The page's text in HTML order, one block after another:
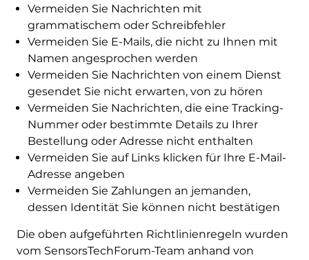
Vermeiden Sie Nachrichten mit
grammatischem oder Schreibfehler
Vermeiden Sie E-Mails, die nicht zu Ihnen mit
Namen angesprochen werden
Vermeiden Sie Nachrichten von einem Dienst
gesendet Sie nicht erwarten, von zu hören
Vermeiden Sie Nachrichten, die eine Tracking-
Nummer oder bestimmte Details zu Ihrer
Bestellung oder Adresse nicht enthalten
Vermeiden Sie auf Links klicken für Ihre E-Mail-
Adresse angeben
Vermeiden Sie Zahlungen an jemanden,
dessen Identität Sie können nicht bestätigen
Die oben aufgeführten Richtlinienregeln wurden
vom SensorsTechForum-Team anhand von